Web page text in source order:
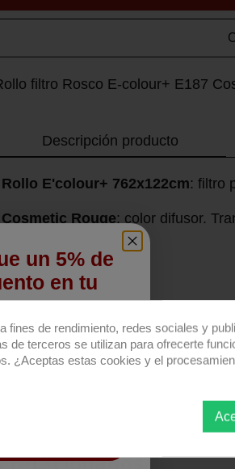
filtro Rosco E-colour+ E187
Descripción producto
Rollo E'colour+ 762x122cm: filtro
Cosmetic Rouge: color difusor.
relacionados
fines de rendimiento, redes sociales y
de terceros se utilizan para ofrecerte
¿Aceptas estas cookies y el
un 5% de
en tu
compra
recibir el descuento.